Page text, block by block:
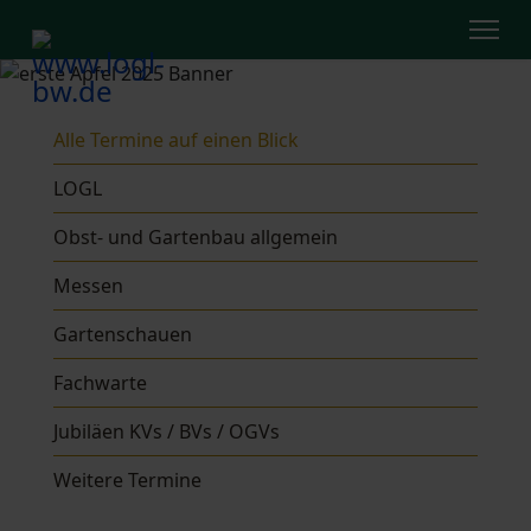
Alle Termine auf einen Blick
LOGL
Obst- und Gartenbau allgemein
Messen
Gartenschauen
Fachwarte
Jubiläen KVs / BVs / OGVs
Weitere Termine